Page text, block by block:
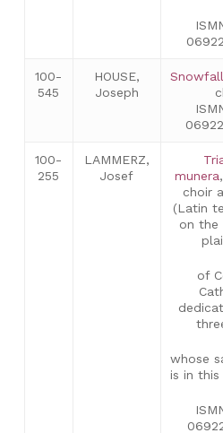
No hi ha
Go
100-
545
HOUSE,
Joseph
Snowfall
100-
255
LAMMERZ,
Josef
munera
choir
(Latin
on the
of
whose
is in